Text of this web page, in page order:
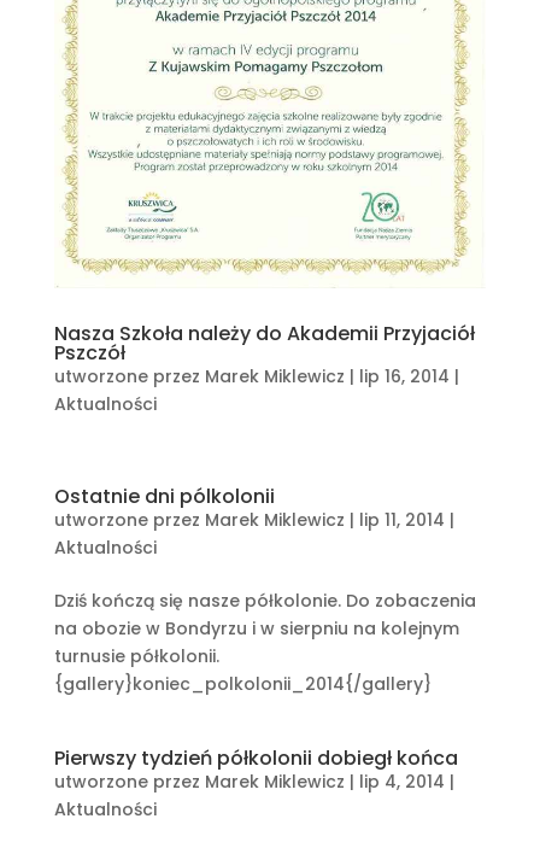
Nasza Szkoła należy do Akademii Przyjaciół
Pszczół
utworzone przez Marek Miklewicz | lip 16, 2014 |
Aktualności
Ostatnie dni pólkolonii
utworzone przez Marek Miklewicz | lip 11, 2014 |
Aktualności
Dziś kończą się nasze półkolonie. Do zobaczenia
na obozie w Bondyrzu i w sierpniu na kolejnym
turnusie półkolonii.
{gallery}koniec_polkolonii_2014{/gallery}
Pierwszy tydzień półkolonii dobiegł końca
utworzone przez Marek Miklewicz | lip 4, 2014 |
Aktualności